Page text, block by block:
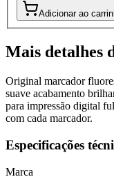
Adicionar ao
Mais detalhes
Original marcador
suave acabamento
para impressão digital
com cada marcador.
Especificações
Marca